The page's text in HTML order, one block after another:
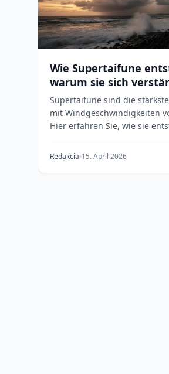
Wie Supertaifune
warum sie sich
Supertaifune sind die
mit Windgeschwindigkeiten
Hier erfahren Sie, wie sie
Redakcia 15. April 2026